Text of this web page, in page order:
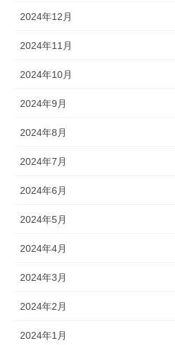
2024年12月
2024年11月
2024年10月
2024年9月
2024年8月
2024年7月
2024年6月
2024年5月
2024年4月
2024年3月
2024年2月
2024年1月